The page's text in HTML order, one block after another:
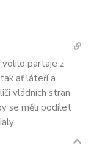
partaje z
ať láteří a
vládních stran
se měli podílet